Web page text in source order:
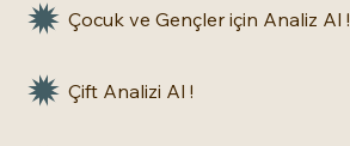
Çocuk ve Gençler için Analiz Al !
Çift Analizi Al !